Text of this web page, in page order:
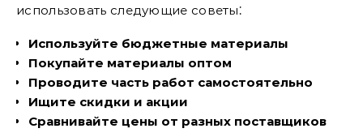
использовать следующие советы⁚
Используйте бюджетные материалы
Покупайте материалы оптом
Проводите часть работ самостоятельно
Ищите скидки и акции
Сравнивайте цены от разных поставщиков